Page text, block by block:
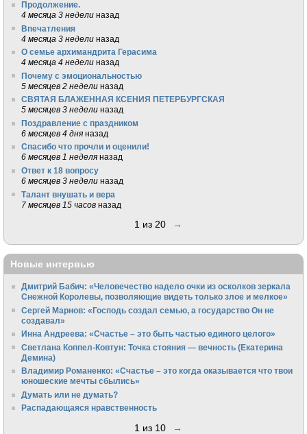
Продолжение.
4 месяца 3 недели назад
Впечатления
4 месяца 3 недели назад
О семье архимандрита Герасима
4 месяца 4 недели назад
Почему с эмоциональностью
5 месяцев 2 недели назад
СВЯТАЯ БЛАЖЕННАЯ КСЕНИЯ ПЕТЕРБУРГСКАЯ
5 месяцев 3 недели назад
Поздравление с праздником
6 месяцев 4 дня назад
Спасибо что прочли и оценили!
6 месяцев 1 неделя назад
Ответ к 18 вопросу
6 месяцев 3 недели назад
Талант внушать и вера
7 месяцев 15 часов назад
1 из 20 →
Новые интервью
Дмитрий Бабич: «Человечество надело очки из осколков зеркала
Снежной Королевы, позволяющие видеть только злое и мелкое»
Сергей Марнов: «Господь создал семью, а государство Он не
создавал»
Инна Андреева: «Счастье – это быть частью единого целого»
Светлана Коппел-Ковтун: Точка стояния — вечность (Екатерина
Демина)
Владимир Романенко: «Счастье – это когда оказывается что твои
юношеские мечты сбылись»
Думать или не думать?
Распадающаяся нравственность
1 из 10 →